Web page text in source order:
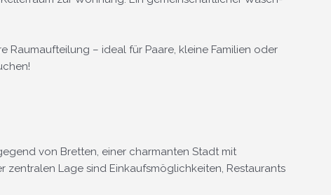
Raumaufteilung – ideal für Paare, kleine Familien oder
von Bretten, einer charmanten Stadt mit
zentralen Lage sind Einkaufsmöglichkeiten, Restaurants